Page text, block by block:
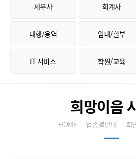
세무사 회계사
대행/용역 임대/할부
IT 서비스 학원/교육
희망이음
HOME 업종별안내 희